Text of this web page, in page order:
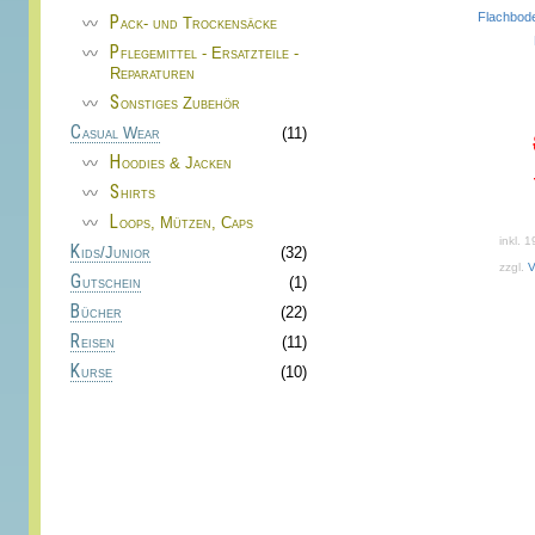
inkl.
zzgl.
Pack- und Trockensäcke
Pflegemittel - Ersatzteile -
Reparaturen
Sonstiges Zubehör
Casual Wear
(11)
Hoodies & Jacken
Shirts
Loops, Mützen, Caps
Kids/Junior
(32)
Gutschein
(1)
Bücher
(22)
Reisen
(11)
Kurse
(10)